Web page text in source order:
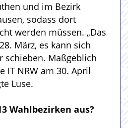
und im Bezirk
sodass dort
werden müssen. „Das
März, es kann sich
schieben. Maßgeblich
IT NRW am 30. April
Luse.
Wahlbezirken aus?